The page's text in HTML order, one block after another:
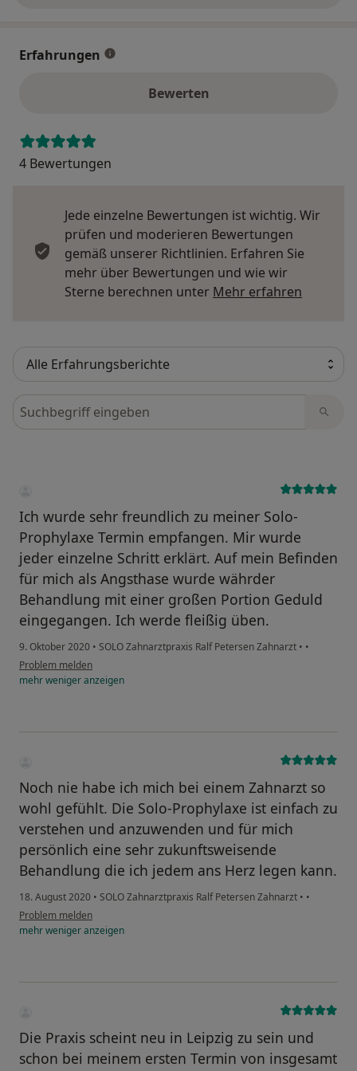
Erfahrungen
Bewerten
4 Bewertungen
Jede einzelne Bewertungen ist wichtig. Wir
prüfen und moderieren Bewertungen
gemäß unserer Richtlinien. Erfahren Sie
mehr über Bewertungen und wie wir
Sterne berechnen unter Mehr erfahren
Bewertungen durchsuchen
Ich wurde sehr freundlich zu meiner Solo-
Prophylaxe Termin empfangen. Mir wurde
jeder einzelne Schritt erklärt. Auf mein Befinden
für mich als Angsthase wurde währder
Behandlung mit einer großen Portion Geduld
eingegangen. Ich werde fleißig üben.
9. Oktober 2020 • SOLO Zahnarztpraxis Ralf Petersen Zahnarzt • •
Problem melden
mehrwenigeranzeigen
Noch nie habe ich mich bei einem Zahnarzt so
wohl gefühlt. Die Solo-Prophylaxe ist einfach zu
verstehen und anzuwenden und für mich
persönlich eine sehr zukunftsweisende
Behandlung die ich jedem ans Herz legen kann.
18. August 2020 • SOLO Zahnarztpraxis Ralf Petersen Zahnarzt • •
Problem melden
mehrwenigeranzeigen
Die Praxis scheint neu in Leipzig zu sein und
schon bei meinem ersten Termin von insgesamt